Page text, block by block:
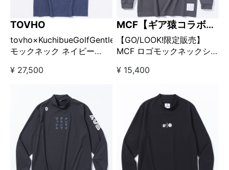
TOVHO
tovho×KuchibueGolfGentleman
モックネック ネイビー
¥ 27,500
MCF【ギア猿コラボブ
ランド】
【GO/LOOK!限定販売】
MCF ロゴモックネックシ
¥ 15,400